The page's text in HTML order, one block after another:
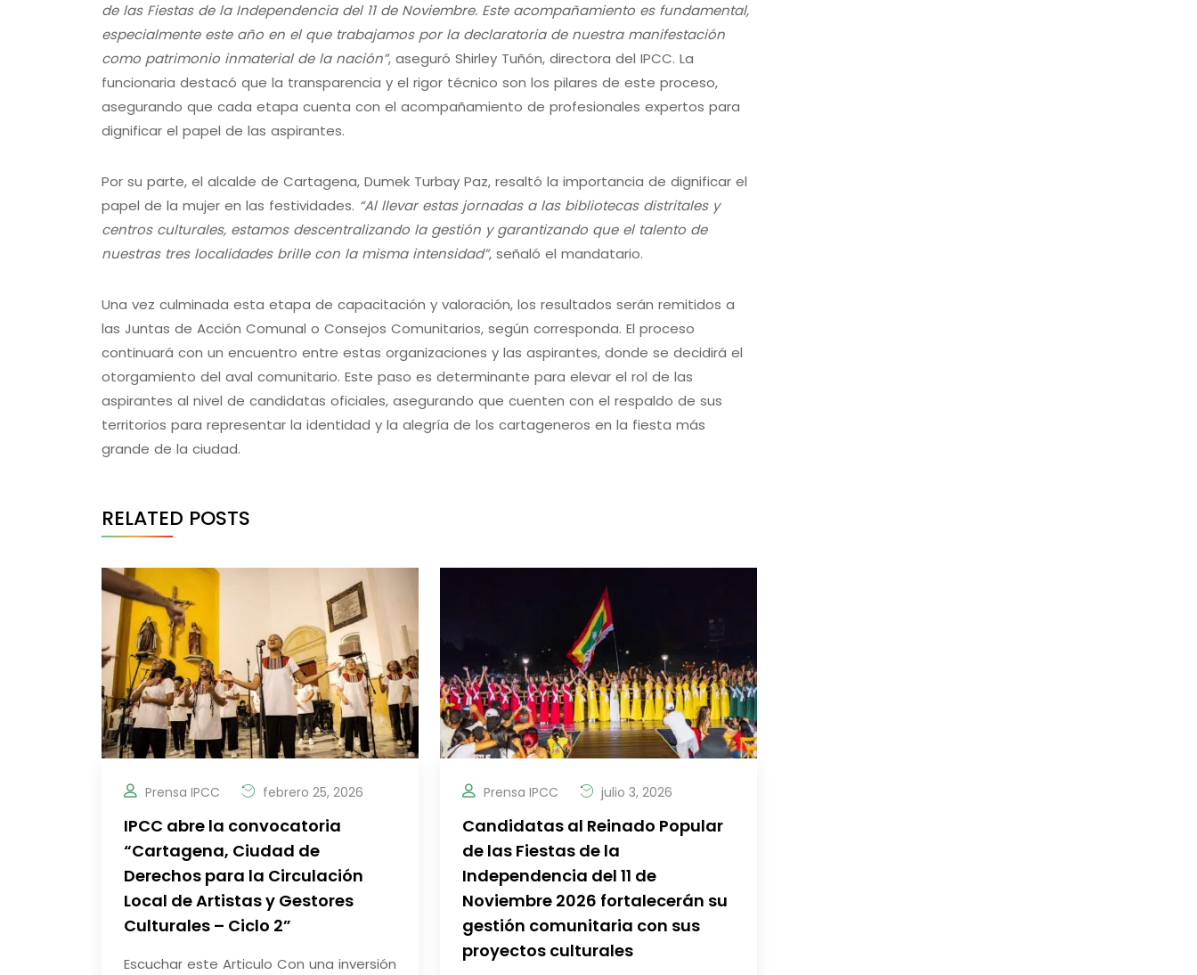
de las Fiestas de la Independencia del 11 de Noviembre. Este acompañamiento es fundamental,
especialmente este año en el que trabajamos por la declaratoria de nuestra manifestación
como patrimonio inmaterial de la nación”, aseguró Shirley Tuñón, directora del IPCC. La
funcionaria destacó que la transparencia y el rigor técnico son los pilares de este proceso,
asegurando que cada etapa cuenta con el acompañamiento de profesionales expertos para
dignificar el papel de las aspirantes.
Por su parte, el alcalde de Cartagena, Dumek Turbay Paz, resaltó la importancia de dignificar el
papel de la mujer en las festividades. “Al llevar estas jornadas a las bibliotecas distritales y
centros culturales, estamos descentralizando la gestión y garantizando que el talento de
nuestras tres localidades brille con la misma intensidad”, señaló el mandatario.
Una vez culminada esta etapa de capacitación y valoración, los resultados serán remitidos a
las Juntas de Acción Comunal o Consejos Comunitarios, según corresponda. El proceso
continuará con un encuentro entre estas organizaciones y las aspirantes, donde se decidirá el
otorgamiento del aval comunitario. Este paso es determinante para elevar el rol de las
aspirantes al nivel de candidatas oficiales, asegurando que cuenten con el respaldo de sus
territorios para representar la identidad y la alegría de los cartageneros en la fiesta más
grande de la ciudad.
RELATED POSTS
Prensa IPCC febrero 25, 2026
IPCC abre la convocatoria
“Cartagena, Ciudad de
Derechos para la Circulación
Local de Artistas y Gestores
Culturales – Ciclo 2”
Escuchar este Articulo Con una inversión
Prensa IPCC julio 3, 2026
Candidatas al Reinado Popular
de las Fiestas de la
Independencia del 11 de
Noviembre 2026 fortalecerán su
gestión comunitaria con sus
proyectos culturales